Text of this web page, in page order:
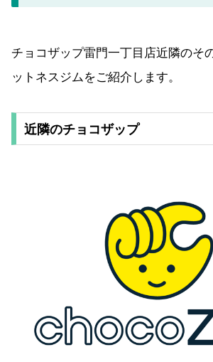
チョコザップ雷門一丁目店近隣のそ
ットネスジムをご紹介します。
近隣のチョコザップ